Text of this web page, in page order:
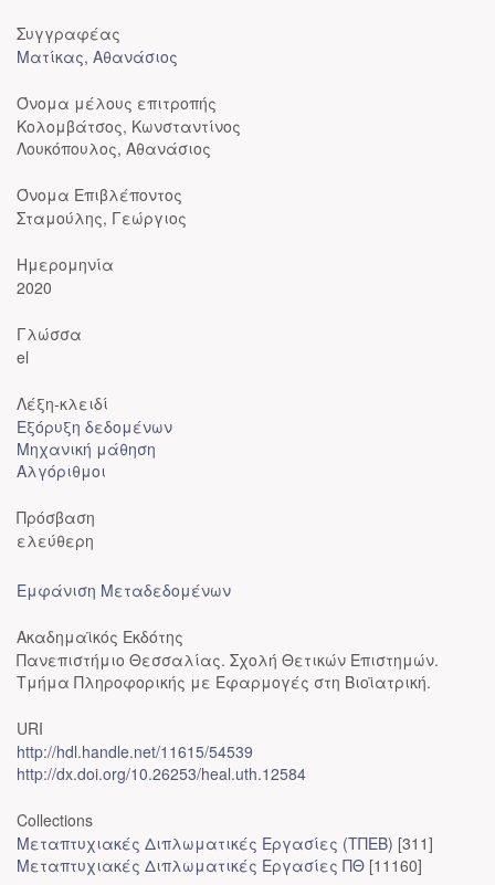
Συγγραφέας
Ματίκας, Αθανάσιος
Όνομα μέλους επιτροπής
Κολομβάτσος, Κωνσταντίνος
Λουκόπουλος, Αθανάσιος
Όνομα Επιβλέποντος
Σταμούλης, Γεώργιος
Ημερομηνία
2020
Γλώσσα
el
Λέξη-κλειδί
Εξόρυξη δεδομένων
Μηχανική μάθηση
Αλγόριθμοι
Πρόσβαση
ελεύθερη
Εμφάνιση Μεταδεδομένων
Ακαδημαϊκός Εκδότης
Πανεπιστήμιο Θεσσαλίας. Σχολή Θετικών Επιστημών.
Τμήμα Πληροφορικής με Εφαρμογές στη Βιοϊατρική.
URI
http://hdl.handle.net/11615/54539
http://dx.doi.org/10.26253/heal.uth.12584
Collections
Μεταπτυχιακές Διπλωματικές Εργασίες (ΤΠΕΒ) [311]
Μεταπτυχιακές Διπλωματικές Εργασίες ΠΘ [11160]